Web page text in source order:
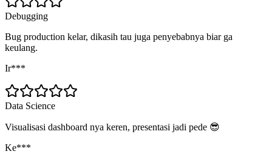
Debugging
Bug production kelar, dikasih tau juga penyebabnya biar ga
keulang.
Ir***
Data Science
Visualisasi dashboard nya keren, presentasi jadi pede 😎
Ke***